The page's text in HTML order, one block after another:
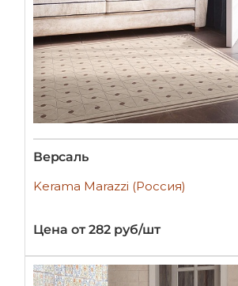
Версаль
Kerama Marazzi (Россия)
Цена от 282 руб/шт